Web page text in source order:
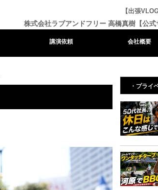
【出張
株式会社ラブアンドフリー 高橋真樹【公式
講演依頼 会社概要
・プライ